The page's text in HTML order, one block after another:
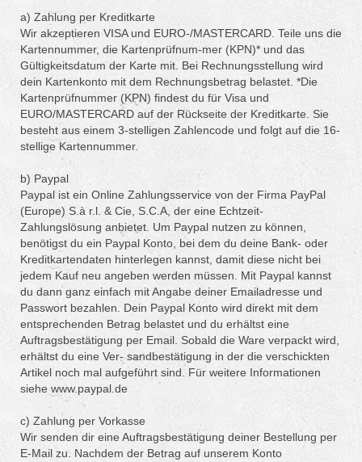
a) Zahlung per Kreditkarte
Wir akzeptieren VISA und EURO-/MASTERCARD. Teile uns die
Kartennummer, die Kartenprüfnum-mer (KPN)* und das
Gültigkeitsdatum der Karte mit. Bei Rechnungsstellung wird
dein Kartenkonto mit dem Rechnungsbetrag belastet. *Die
Kartenprüfnummer (KPN) findest du für Visa und
EURO/MASTERCARD auf der Rückseite der Kreditkarte. Sie
besteht aus einem 3-stelligen Zahlencode und folgt auf die 16-
stellige Kartennummer.
b) Paypal
Paypal ist ein Online Zahlungsservice von der Firma PayPal
(Europe) S.à r.l. & Cie, S.C.A, der eine Echtzeit-
Zahlungslösung anbietet. Um Paypal nutzen zu können,
benötigst du ein Paypal Konto, bei dem du deine Bank- oder
Kreditkartendaten hinterlegen kannst, damit diese nicht bei
jedem Kauf neu angeben werden müssen. Mit Paypal kannst
du dann ganz einfach mit Angabe deiner Emailadresse und
Passwort bezahlen. Dein Paypal Konto wird direkt mit dem
entsprechenden Betrag belastet und du erhältst eine
Auftragsbestätigung per Email. Sobald die Ware verpackt wird,
erhältst du eine Ver- sandbestätigung in der die verschickten
Artikel noch mal aufgeführt sind. Für weitere Informationen
siehe www.paypal.de
c) Zahlung per Vorkasse
Wir senden dir eine Auftragsbestätigung deiner Bestellung per
E-Mail zu. Nachdem der Betrag auf unserem Konto